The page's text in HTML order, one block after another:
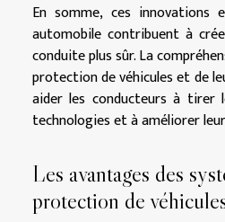
En somme, ces innovations
automobile contribuent à
conduite plus sûr. La
protection de véhicules et de
aider les conducteurs à tirer
technologies et à améliorer
Les avantages des
protection de